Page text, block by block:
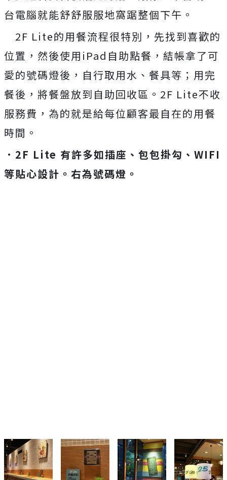
台電腦就能舒舒服服地窩踞整個下午。
2F Lite的用餐流程很特別，先找到喜歡的
位置，然後使用iPad自助點餐，結帳拿了可
愛的號碼燈後，自行取用水、餐具等；用完
餐後，將餐盤放到自助回收區。2F Lite不收
服務費，為的就是給每位顧客最自在的用餐
時間。
．2F Lite 有許多如插座、包包掛勾、WIFI
等貼心設計。右為號碼燈。